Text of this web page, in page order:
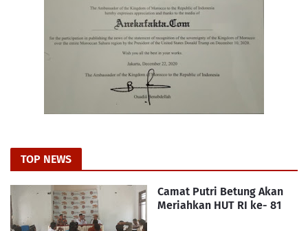
TOP NEWS
Camat Putri Betung Akan
Meriahkan HUT RI ke- 81